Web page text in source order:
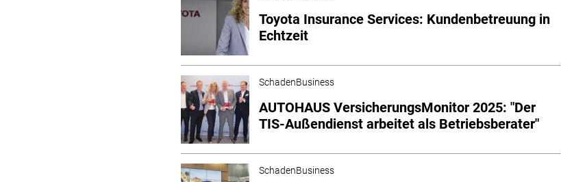
Toyota Insurance Services: Kundenbetreuung in
Echtzeit
SchadenBusiness
AUTOHAUS VersicherungsMonitor 2025: "Der
TIS-Außendienst arbeitet als Betriebsberater"
SchadenBusiness